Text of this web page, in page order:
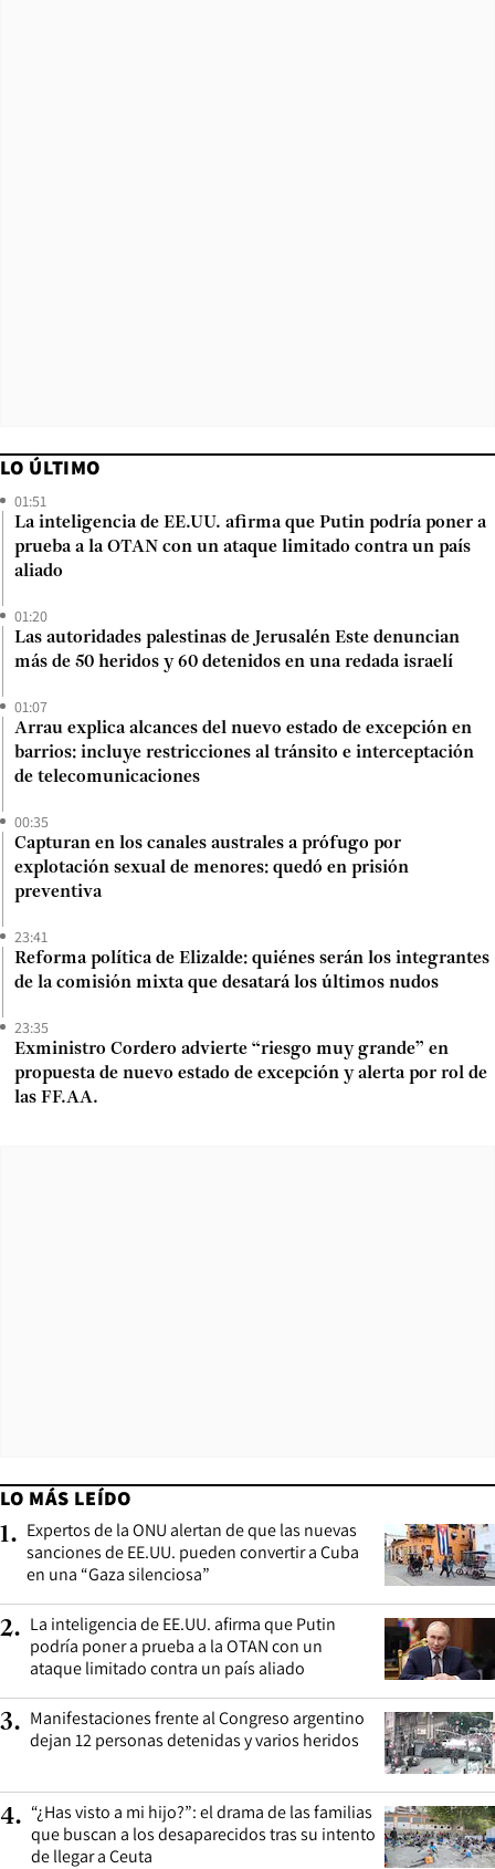
LO ÚLTIMO
01:51
La inteligencia de EE.UU. afirma que Putin podría poner a
prueba a la OTAN con un ataque limitado contra un país
aliado
01:20
Las autoridades palestinas de Jerusalén Este denuncian
más de 50 heridos y 60 detenidos en una redada israelí
01:07
Arrau explica alcances del nuevo estado de excepción en
barrios: incluye restricciones al tránsito e interceptación
de telecomunicaciones
00:35
Capturan en los canales australes a prófugo por
explotación sexual de menores: quedó en prisión
preventiva
23:41
Reforma política de Elizalde: quiénes serán los integrantes
de la comisión mixta que desatará los últimos nudos
23:35
Exministro Cordero advierte “riesgo muy grande” en
propuesta de nuevo estado de excepción y alerta por rol de
las FF.AA.
LO MÁS LEÍDO
1. Expertos de la ONU alertan de que las nuevas
sanciones de EE.UU. pueden convertir a Cuba
en una “Gaza silenciosa”
2. La inteligencia de EE.UU. afirma que Putin
podría poner a prueba a la OTAN con un
ataque limitado contra un país aliado
3. Manifestaciones frente al Congreso argentino
dejan 12 personas detenidas y varios heridos
4. “¿Has visto a mi hijo?”: el drama de las familias
que buscan a los desaparecidos tras su intento
de llegar a Ceuta